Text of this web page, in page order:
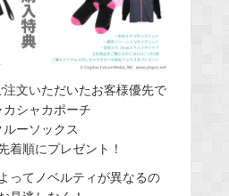
文いただいたお客様優先で
カシャカポーチ
ルーソックス
着順にプレゼント！
ってノベルティが異なるの